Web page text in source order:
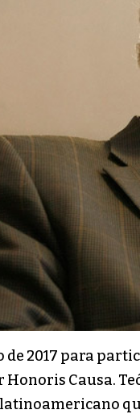
de 2017 para
Honoris Causa.